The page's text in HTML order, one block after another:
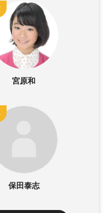
宮原和
保田泰志